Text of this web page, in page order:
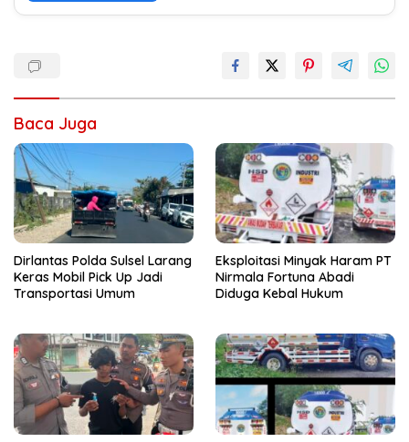
Baca Juga
Dirlantas Polda Sulsel Larang
Keras Mobil Pick Up Jadi
Transportasi Umum
Eksploitasi Minyak Haram PT
Nirmala Fortuna Abadi
Diduga Kebal Hukum